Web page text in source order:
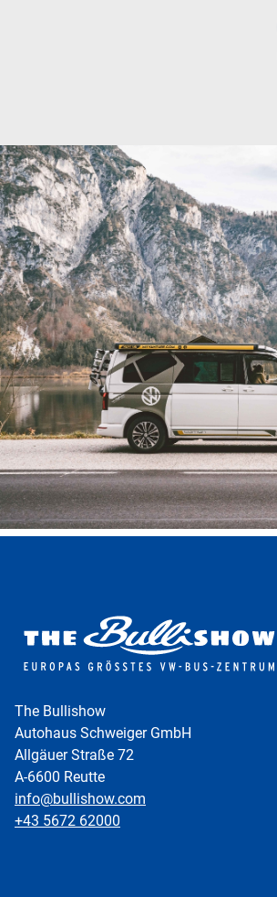
The Bullishow
Autohaus Schweiger GmbH
Allgäuer Straße 72
A-6600 Reutte
info@bullishow.com
+43 5672 62000